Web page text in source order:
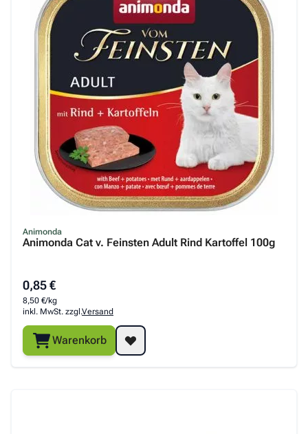
Animonda
Animonda Cat v. Feinsten Adult Rind Kartoffel 100g
0,85 €
8,50 €/kg
inkl. MwSt. zzgl.Versand
Warenkorb